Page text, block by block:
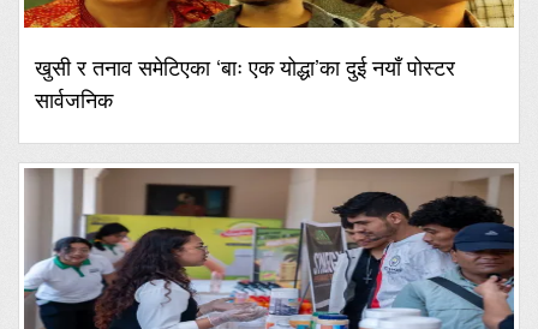
खुसी र तनाव समेटिएका ‘बाः एक योद्धा’का दुई नयाँ पोस्टर
सार्वजनिक